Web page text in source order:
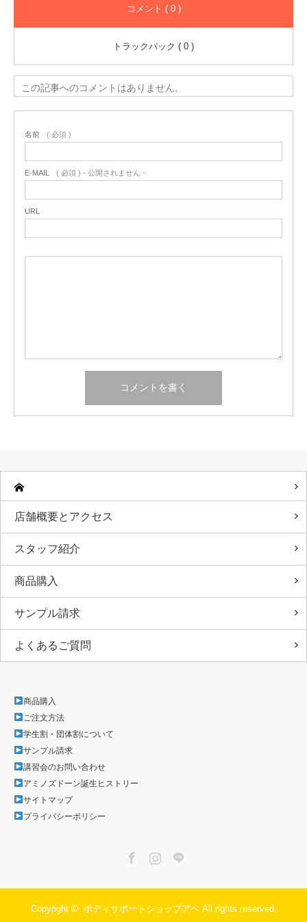
コメント ( 0 )
トラックバック ( 0 )
この記事へのコメントはありません。
名前 ( 必須 )
E-MAIL ( 必須 ) - 公開されません -
URL
店舗概要とアクセス
スタッフ紹介
商品購入
サンプル請求
よくあるご質問
商品購入
ご注文方法
学生割・団体割について
サンプル請求
講習会のお問い合わせ
アミノズドーン誕生ヒストリー
サイトマップ
プライバシーポリシー
Copyright © ボディサポートショップアベAll rights reserved.